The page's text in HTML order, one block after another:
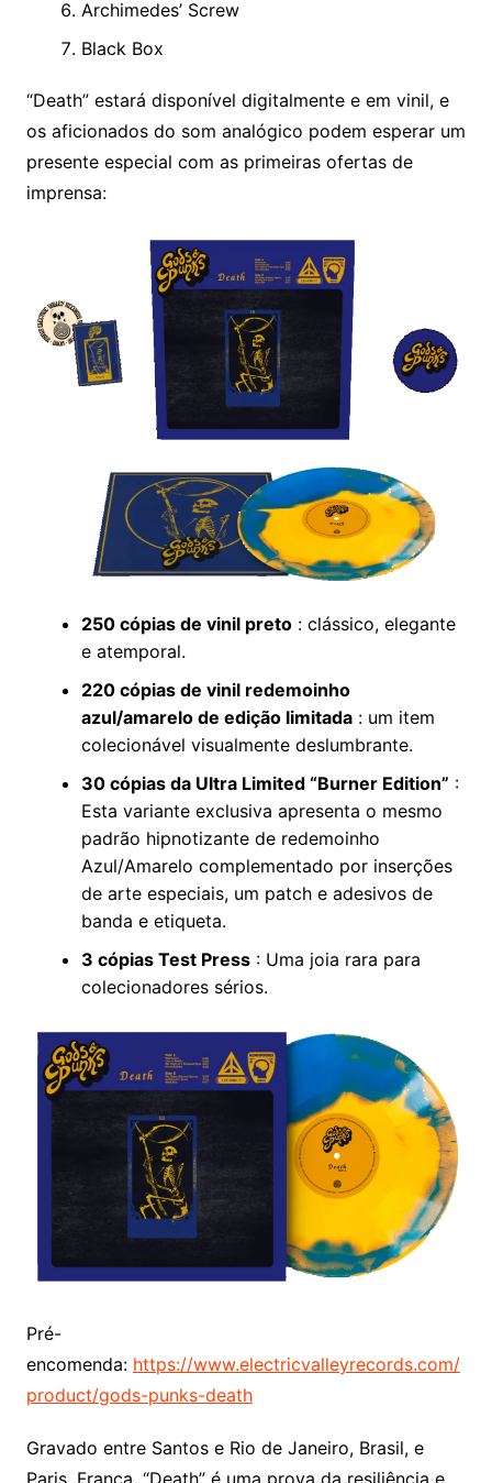
Archimedes’ Screw
Black Box
“Death” estará disponível digitalmente e em vinil, e
os aficionados do som analógico podem esperar um
presente especial com as primeiras ofertas de
imprensa:
250 cópias de vinil preto: clássico, elegante
e atemporal.
220 cópias de vinil redemoinho
azul/amarelo de edição limitada: um item
colecionável visualmente deslumbrante.
30 cópias da Ultra Limited “Burner Edition” :
Esta variante exclusiva apresenta o mesmo
padrão hipnotizante de redemoinho
Azul/Amarelo complementado por inserções
de arte especiais, um patch e adesivos de
banda e etiqueta.
3 cópias Test Press: Uma joia rara para
colecionadores sérios.
Pré-
encomenda: https://www.electricvalleyrecords.com/
product/gods-punks-death
Gravado entre Santos e Rio de Janeiro, Brasil, e
Paris, França, “Death” é uma prova da resiliência e